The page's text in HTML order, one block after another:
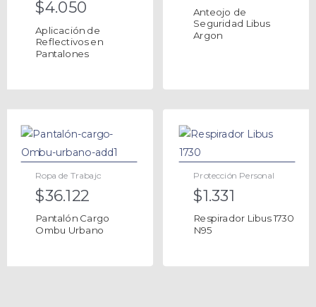
$4.050
Aplicación de
Reflectivos en
Pantalones
Anteojo de
Seguridad Libus
Argon
Ropa de Trabajo
$36.122
Pantalón Cargo
Ombu Urbano
Protección Personal
$1.331
Respirador Libus 1730
N95